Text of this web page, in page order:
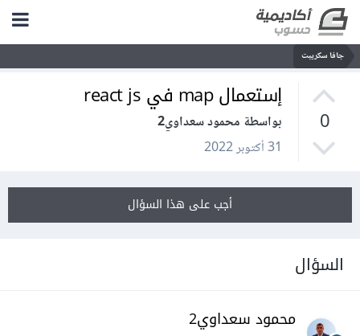
جافا سكريبت
0
إستعمال map في react js
بواسطة محمود سعداوي2
31 أكتوبر 2022
أجب على هذا السؤال
السؤال
محمود سعداوي2